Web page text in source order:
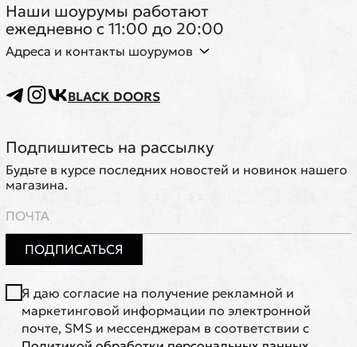
Наши шоурумы работают
ежедневно с 11:00 до 20:00
Адреса и контакты шоурумов
BLACK DOORS
Подпишитесь на рассылку
Будьте в курсе последних новостей и новинок нашего
магазина.
ПОДПИСАТЬСЯ
Я даю согласие на получение рекламной и
маркетинговой информации по электронной
почте, SMS и мессенджерам в соответствии с